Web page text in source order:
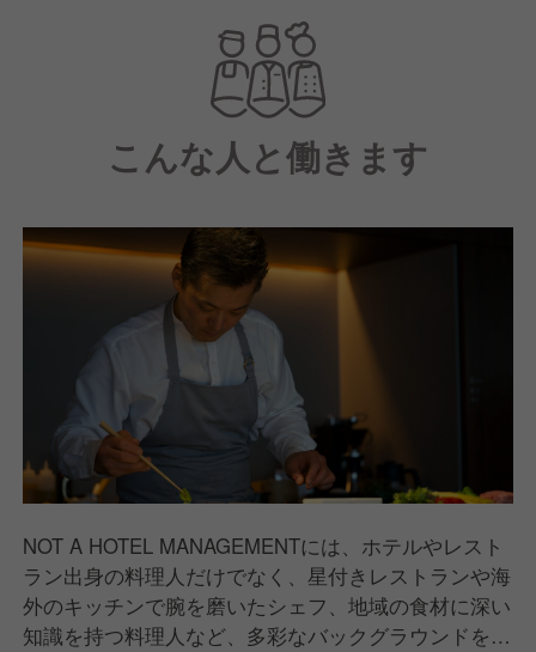
ソナライズできる食事で、暮らしをもっと楽しく、豊
かに。自分でつくる事も、お部屋でBBQを楽しむこと
も、シェフがお部屋でスペシャルなディナーを用意す
ることも可能です。「選べる事が一番の贅沢」という
考えのもと、その時々の食事と滞在をより楽しく、豊
かな時間にするために日々ホテルやレストラン運営を
こんな人と働きます
NOT A HOTEL MANAGEMENTには、ホテルやレスト
ラン出身の料理人だけでなく、星付きレストランや海
外のキッチンで腕を磨いたシェフ、地域の食材に深い
知識を持つ料理人など、多彩なバックグラウンドを持